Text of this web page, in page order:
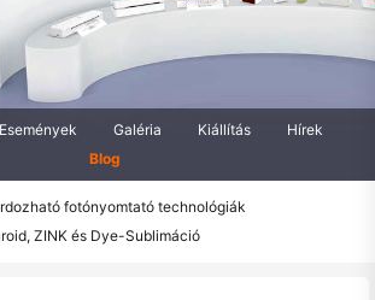
Események Galéria Kiállítás
Hírek
Blog
fotónyomtató technológiák
ZINK és Dye-Sublimáció